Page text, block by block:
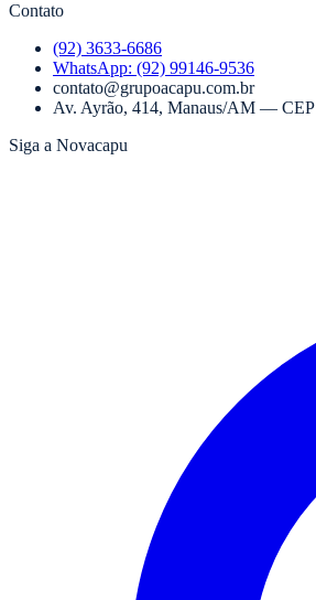
Contato
(92) 3633-6686
WhatsApp: (92) 99146-9536
contato@grupoacapu.com.br
Av. Ayrão, 414, Manaus/AM — CEP
Siga a Novacapu